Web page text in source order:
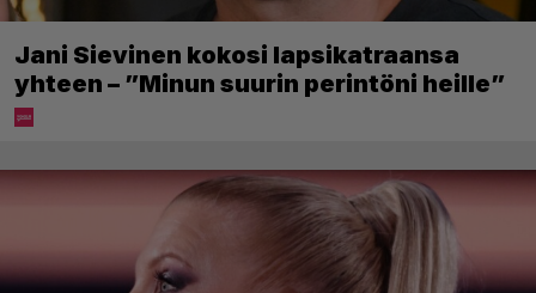
Jani Sievinen kokosi lapsikatraansa
yhteen – ”Minun suurin perintöni heille”